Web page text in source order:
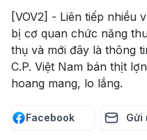
[VOV2] - Liên tiếp nhiều
bị cơ quan chức năng
thụ và mới đây là thông
C.P. Việt Nam bán thịt
hoang mang, lo lắng.
Facebook Gửi